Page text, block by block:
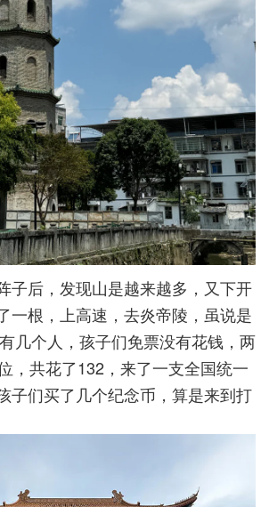
子后，发现山是越来越多，又下开
一根，上高速，去炎帝陵，虽说是
几个人，孩子们免票没有花钱，两
，共花了132，来了一支全国统一
子们买了几个纪念币，算是来到打